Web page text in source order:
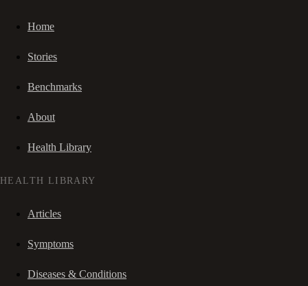
Home
Stories
Benchmarks
About
Health Library
HEALTH LIBRARY
Articles
Symptoms
Diseases & Conditions